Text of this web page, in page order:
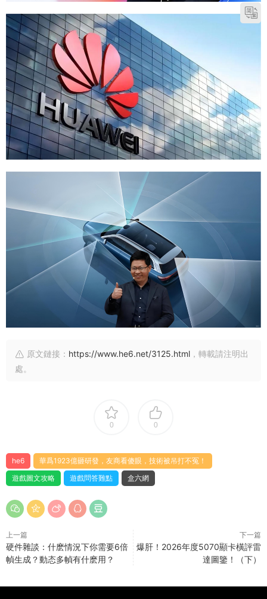
原文鏈接： https://www.he6.net/3125.html ，轉載請注明出
處。
0 0
he6
華爲1923億砸研發，友商看傻眼，技術被吊打不冤！
遊戲圖文攻略
遊戲問答難點 盒六網
上一篇
硬件雜談：什麽情況下你需要6倍
幀生成？動态多幀有什麽用？
下一篇
爆肝！2026年度5070顯卡橫評雷
達圖鑒！（下）